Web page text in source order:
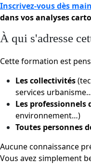
Inscrivez-vous dès
dans vos analyses
À qui s'adresse
Cette formation est
Les collectivités
services
Les professionnels
environnement…)
Toutes personnes
Aucune connaissance
Vous avez simplement